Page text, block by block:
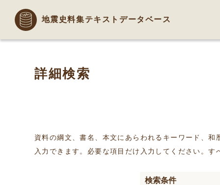
地震史料集テキストデータベース
詳細検索
資料の綱文、書名、本文にあらわれるキーワード、
入力できます。必要な項目だけ入力してください。
検索条件